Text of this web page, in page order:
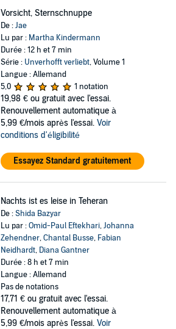
Vorsicht, Sternschnuppe
De :Jae
Lu par : Martha Kindermann
Durée : 12 h et 7 min
Série : Unverhofft verliebt, Volume 1
Langue : Allemand
5,0
1 notation
19,98 € ou gratuit avec l'essai.
Renouvellement automatique à
5,99 €/mois après l'essai. Voir
conditions d'éligibilité
Essayez Standard gratuitement
Nachts ist es leise in Teheran
De :Shida Bazyar
Lu par :Omid-Paul Eftekhari,Johanna
Zehendner,Chantal Busse, Fabian
Neidhardt, Diana Gantner
Durée : 8 h et 7 min
Langue : Allemand
Pas de notations
17,71 € ou gratuit avec l'essai.
Renouvellement automatique à
5,99 €/mois après l'essai. Voir